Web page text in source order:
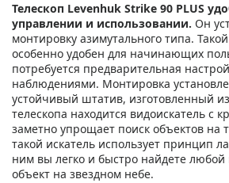
Телескоп Levenhuk Strike 90 PLUS
управлении и использовании. Он
монтировку азимутального типа.
особенно удобен для начинающих
потребуется предварительная
наблюдениями. Монтировка
устойчивый штатив, изготовленный
телескопа находится видоискатель с
заметно упрощает поиск объектов на
такой искатель использует принцип
ним вы легко и быстро найдете
объект на звездном небе.